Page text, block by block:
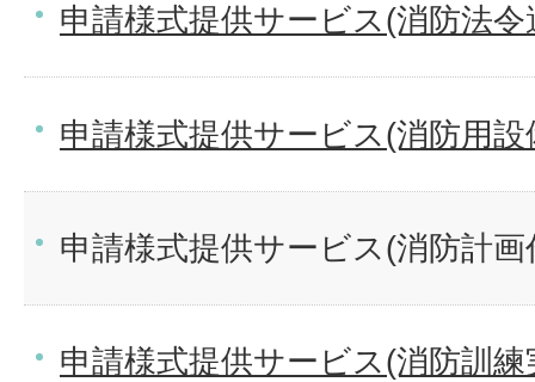
申請様式提供サービス(消防法
申請様式提供サービス(消防用
申請様式提供サービス(消防計
申請様式提供サービス(消防訓